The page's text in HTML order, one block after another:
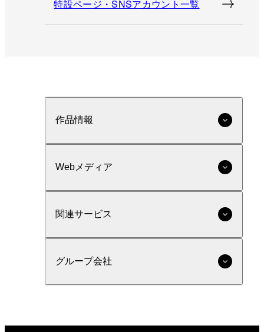
特設ページ・SNSアカウント一覧
作品情報
Webメディア
関連サービス
グループ会社